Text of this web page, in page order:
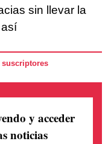
sin llevar la
y acceder
noticias